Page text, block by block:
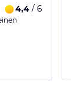
4,4/ 6